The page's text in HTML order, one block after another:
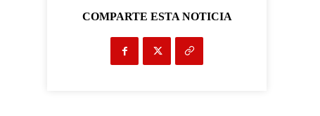
COMPARTE ESTA NOTICIA